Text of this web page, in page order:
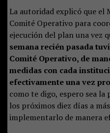
La autoridad explicó que el
Comité Operativo para
ejecución del plan una vez
semana recién pasada
Comité Operativo, de
medidas con cada
efectivamente una vez
como te digo, espero sea
los próximos diez días a
implementarlo de manera